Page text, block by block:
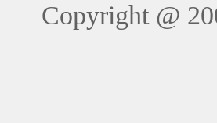
Copyright @